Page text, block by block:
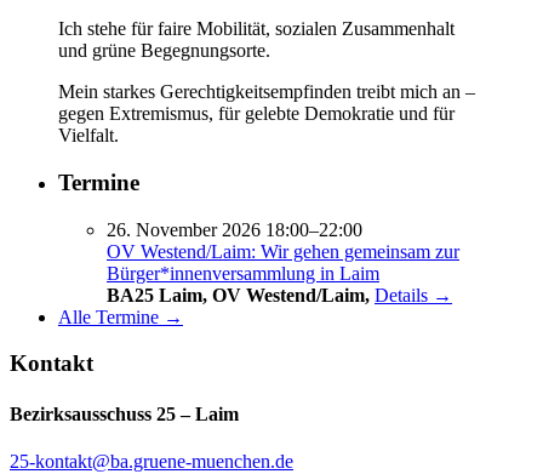
Ich stehe für faire Mobilität, sozialen Zusammenhalt
und grüne Begegnungsorte.
Mein starkes Gerechtigkeitsempfinden treibt mich an –
gegen Extremismus, für gelebte Demokratie und für
Vielfalt.
Termine
26. November 2026 18:00–22:00
OV Westend/Laim: Wir gehen gemeinsam zur
Bürger*innenversammlung in Laim
BA25 Laim, OV Westend/Laim, Details →
Alle Termine →
Kontakt
Bezirksausschuss 25 – Laim
25-kontakt@ba.gruene-muenchen.de